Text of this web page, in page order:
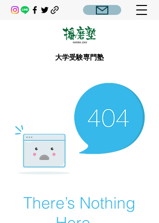
大学受験専門塾
There’s Nothing